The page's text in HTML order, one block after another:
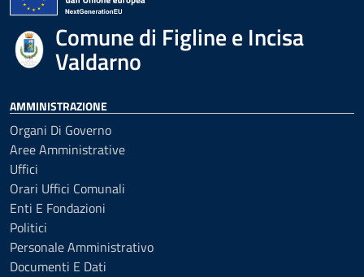
Comune di Figline e Incisa
Valdarno
AMMINISTRAZIONE
Organi Di Governo
Aree Amministrative
Uffici
Orari Uffici Comunali
Enti E Fondazioni
Politici
Personale Amministrativo
Documenti E Dati